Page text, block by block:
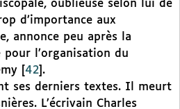
oublieuse selon lui de
d’importance aux
annonce peu après la
pour l’organisation du
42 .
ses derniers textes. Il meurt
L’écrivain Charles